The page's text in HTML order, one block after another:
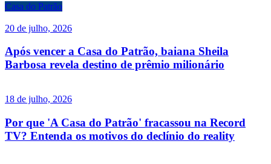
Casa do Patrão
20 de julho, 2026
Após vencer a Casa do Patrão, baiana Sheila
Barbosa revela destino de prêmio milionário
18 de julho, 2026
Por que 'A Casa do Patrão' fracassou na Record
TV? Entenda os motivos do declínio do reality